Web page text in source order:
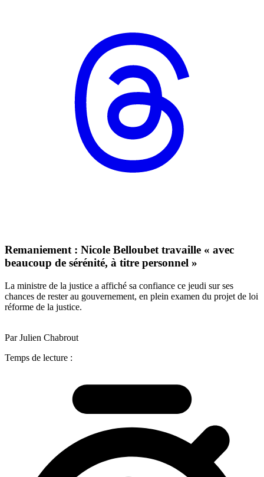
Remaniement : Nicole Belloubet travaille « avec
beaucoup de sérénité, à titre personnel »
La ministre de la justice a affiché sa confiance ce jeudi sur ses
chances de rester au gouvernement, en plein examen du projet de loi
réforme de la justice.
Par Julien Chabrout
Temps de lecture :